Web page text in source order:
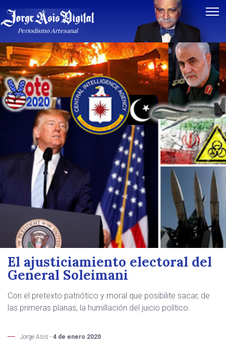
Periodismo Artesanal
El ajusticiamiento electoral del
General Soleimani
Con el pretexto patriótico y moral que posibilite sacar, de
las primeras planas, la humillación del juicio político.
Jorge Asis - 4 de enero 2020